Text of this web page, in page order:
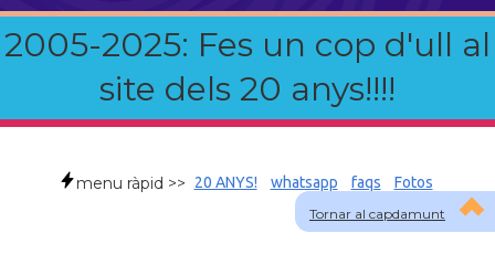
2005-2025: Fes un cop d'ull al
site dels 20 anys!!!!
Tornar al capdamunt
menu ràpid >> 20 ANYS! whatsapp faqs Fotos